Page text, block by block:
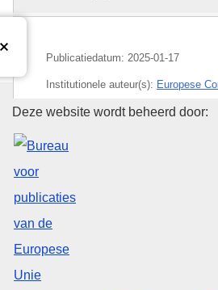
Publicatiedatum: 2025-01-17
Institutionele auteur(s): Europese
Directoraat-generaal Maritieme
visserijzone
CELEX : 32025R0095
ELI :
Bureau voor
Deze website wordt beheerd door: